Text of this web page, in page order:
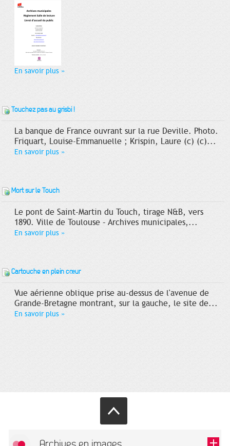
En savoir plus »
Touchez pas au grisbi !
La banque de France ouvrant sur la rue Deville. Photo.
Friquart, Louise-Emmanuelle ; Krispin, Laure (c) (c)...
En savoir plus »
Mort sur le Touch
Le pont de Saint-Martin du Touch, tirage N&B, vers
1890. Ville de Toulouse – Archives municipales,...
En savoir plus »
Cartouche en plein cœur
Vue aérienne oblique prise au-dessus de l'avenue de
Grande-Bretagne montrant, sur la gauche, le site de...
En savoir plus »